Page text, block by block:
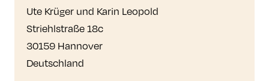
Ute Krüger und Karin Leopold
Striehlstraße 18c
30159 Hannover
Deutschland